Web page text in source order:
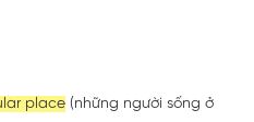
place (những người sống ở